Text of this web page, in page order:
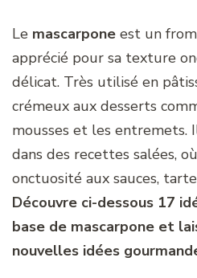
Le mascarpone est un
apprécié pour sa texture
délicat. Très utilisé en
crémeux aux desserts
mousses et les entremets.
dans des recettes salées,
onctuosité aux sauces,
Découvre ci-dessous 17
base de mascarpone et
nouvelles idées